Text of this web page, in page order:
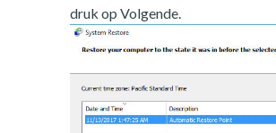
druk op Volgende.